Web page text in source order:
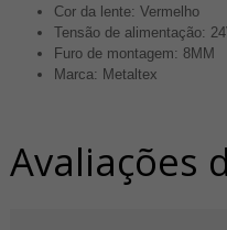
Cor da lente: Vermelho
Tensão de alimentação:
Furo de montagem: 8MM
Marca: Metaltex
Avaliações